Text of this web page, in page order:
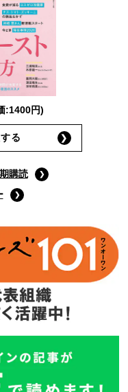
:1400円)
る
購読